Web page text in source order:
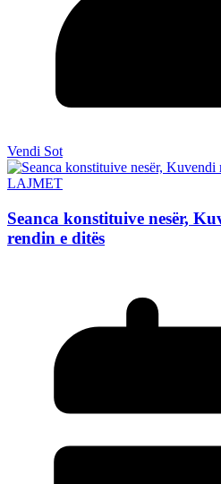
Vendi Sot
LAJMET
Seanca konstituive nesër,
rendin e ditës